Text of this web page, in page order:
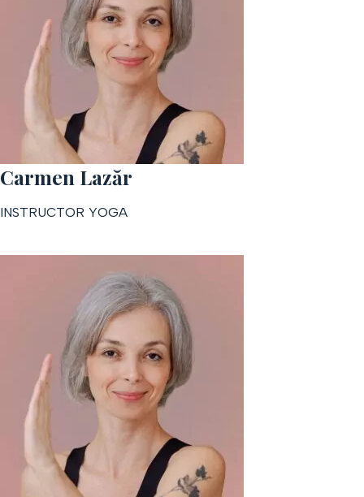
Carmen Lazăr
INSTRUCTOR YOGA